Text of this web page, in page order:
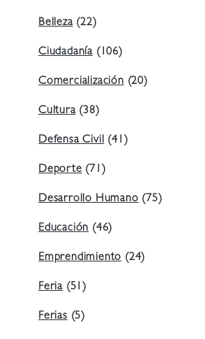
Belleza(22)
Ciudadanía (106)
Comercialización (20)
Cultura(38)
Defensa Civil (41)
Deporte (71)
Desarrollo Humano (75)
Educación (46)
Emprendimiento (24)
Feria (51)
Ferias (5)